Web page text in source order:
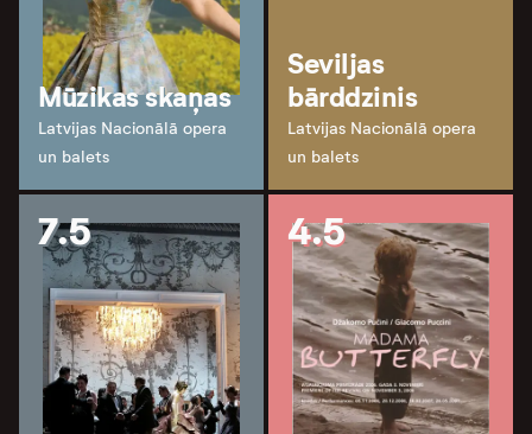
Mūzikas skaņas
Latvijas Nacionālā opera
un balets
Seviljas
bārddzinis
Latvijas Nacionālā opera
un balets
7.5 4.5